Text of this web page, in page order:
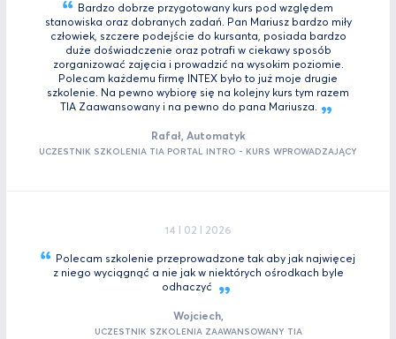
Bardzo dobrze przygotowany kurs pod względem
stanowiska oraz dobranych zadań. Pan Mariusz bardzo miły
człowiek, szczere podejście do kursanta, posiada bardzo
duże doświadczenie oraz potrafi w ciekawy sposób
zorganizować zajęcia i prowadzić na wysokim poziomie.
Polecam każdemu firmę INTEX było to już moje drugie
szkolenie. Na pewno wybiorę się na kolejny kurs tym razem
TIA Zaawansowany i na pewno do pana Mariusza.
Rafał, Automatyk
UCZESTNIK SZKOLENIA TIA PORTAL INTRO - KURS WPROWADZAJĄCY
14 I 02 I 2026
Polecam szkolenie przeprowadzone tak aby jak najwięcej
z niego wyciągnąć a nie jak w niektórych ośrodkach byle
odhaczyć
Wojciech,
UCZESTNIK SZKOLENIA ZAAWANSOWANY TIA